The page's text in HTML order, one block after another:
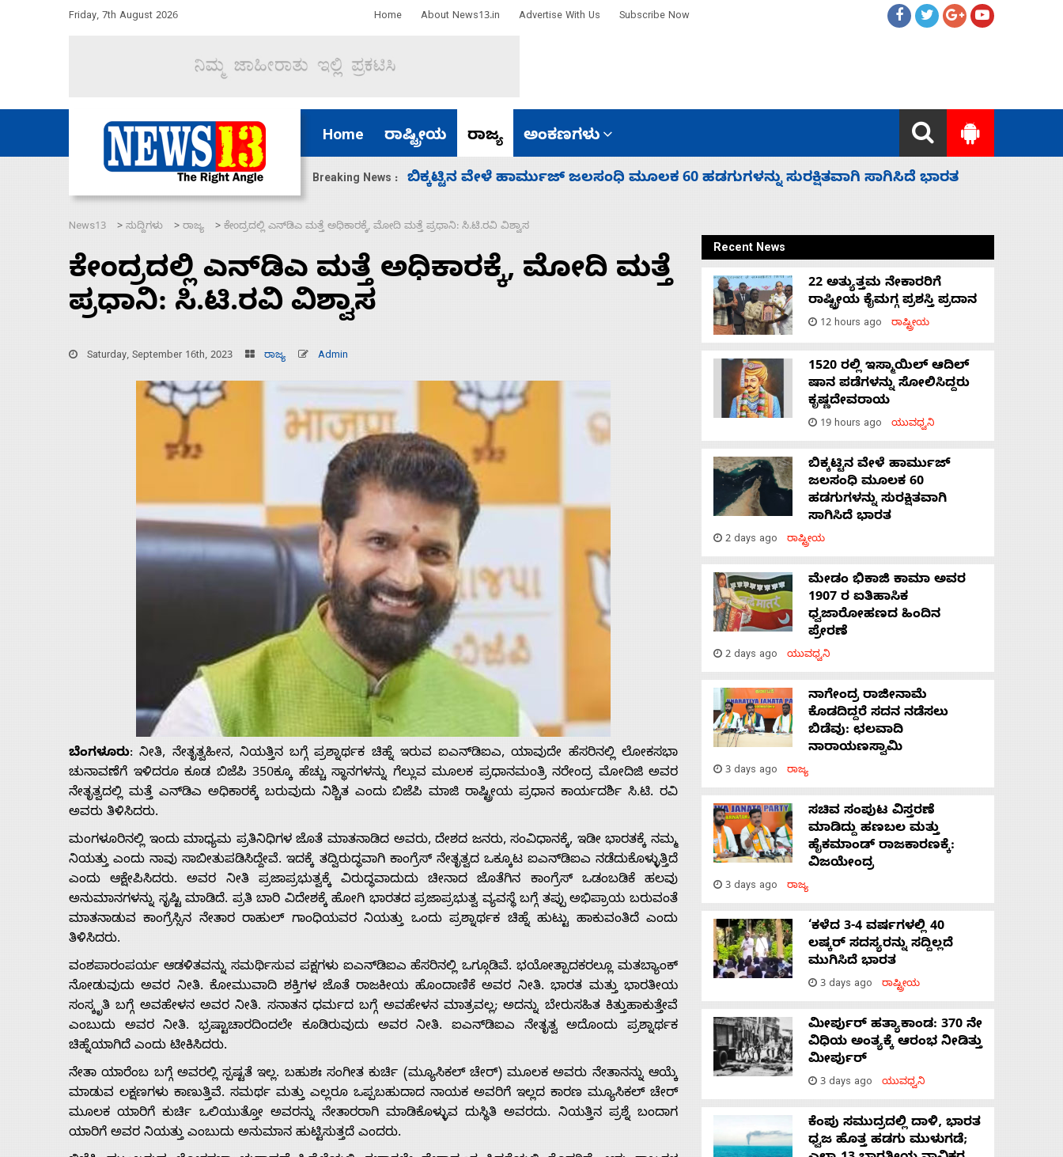
Friday, 7th August 2026 Home About News13.in Advertise With Us Subscribe Now
Home ರಾಷ್ಟ್ರೀಯ ರಾಜ್ಯ ಅಂಕಣಗಳು
Breaking News :
ಮೂಲಕ 60 ಹಡಗುಗಳನ್ನು ಸುರಕ್ಷಿತವಾಗಿ ಸಾಗಿಸಿದೆ ಭಾರತ ನಾಗೇಂದ್ರ ರಾಜೀನಾಮೆ ಕೊಡದಿದ್ದರೆ ಸದನ ನಡೆಸಲು ಬಿಡೆವು: ಛಲವಾದಿ ನಾರಾಯಣಸ್ವಾಮಿ
Advertise
Contact
News13 > ಸುದ್ದಿಗಳು > ರಾಜ್ಯ > ಕೇಂದ್ರದಲ್ಲಿ ಎನ್‍ಡಿಎ ಮತ್ತೆ ಅಧಿಕಾರಕ್ಕೆ, ಮೋದಿ ಮತ್ತೆ ಪ್ರಧಾನಿ: ಸಿ.ಟಿ.ರವಿ ವಿಶ್ವಾಸ
ಕೇಂದ್ರದಲ್ಲಿ ಎನ್‍ಡಿಎ ಮತ್ತೆ ಅಧಿಕಾರಕ್ಕೆ, ಮೋದಿ ಮತ್ತೆ
ಪ್ರಧಾನಿ: ಸಿ.ಟಿ.ರವಿ ವಿಶ್ವಾಸ
Saturday, September 16th, 2023 ರಾಜ್ಯ Admin
ಬೆಂಗಳೂರು: ನೀತಿ, ನೇತೃತ್ವಹೀನ, ನಿಯತ್ತಿನ ಬಗ್ಗೆ ಪ್ರಶ್ನಾರ್ಥಕ ಚಿಹ್ನೆ ಇರುವ ಐಎನ್‍ಡಿಐಎ, ಯಾವುದೇ ಹೆಸರಿನಲ್ಲಿ ಲೋಕಸಭಾ
ಚುನಾವಣೆಗೆ ಇಳಿದರೂ ಕೂಡ ಬಿಜೆಪಿ 350ಕ್ಕೂ ಹೆಚ್ಚು ಸ್ಥಾನಗಳನ್ನು ಗೆಲ್ಲುವ ಮೂಲಕ ಪ್ರಧಾನಮಂತ್ರಿ ನರೇಂದ್ರ ಮೋದಿಜಿ ಅವರ
ನೇತೃತ್ವದಲ್ಲಿ ಮತ್ತೆ ಎನ್‍ಡಿಎ ಅಧಿಕಾರಕ್ಕೆ ಬರುವುದು ನಿಶ್ಚಿತ ಎಂದು ಬಿಜೆಪಿ ಮಾಜಿ ರಾಷ್ಟ್ರೀಯ ಪ್ರಧಾನ ಕಾರ್ಯದರ್ಶಿ ಸಿ.ಟಿ. ರವಿ
ಅವರು ತಿಳಿಸಿದರು.
ಮಂಗಳೂರಿನಲ್ಲಿ ಇಂದು ಮಾಧ್ಯಮ ಪ್ರತಿನಿಧಿಗಳ ಜೊತೆ ಮಾತನಾಡಿದ ಅವರು, ದೇಶದ ಜನರು, ಸಂವಿಧಾನಕ್ಕೆ, ಇಡೀ ಭಾರತಕ್ಕೆ ನಮ್ಮ
ನಿಯತ್ತು ಎಂದು ನಾವು ಸಾಬೀತುಪಡಿಸಿದ್ದೇವೆ. ಇದಕ್ಕೆ ತದ್ವಿರುದ್ಧವಾಗಿ ಕಾಂಗ್ರೆಸ್ ನೇತೃತ್ವದ ಒಕ್ಕೂಟ ಐಎನ್‍ಡಿಐಎ ನಡೆದುಕೊಳ್ಳುತ್ತಿದೆ
ಎಂದು ಆಕ್ಷೇಪಿಸಿದರು. ಅವರ ನೀತಿ ಪ್ರಜಾಪ್ರಭುತ್ವಕ್ಕೆ ವಿರುದ್ಧವಾದುದು ಚೀನಾದ ಜೊತೆಗಿನ ಕಾಂಗ್ರೆಸ್ ಒಡಂಬಡಿಕೆ ಹಲವು
ಅನುಮಾನಗಳನ್ನು ಸೃಷ್ಟಿ ಮಾಡಿದೆ. ಪ್ರತಿ ಬಾರಿ ವಿದೇಶಕ್ಕೆ ಹೋಗಿ ಭಾರತದ ಪ್ರಜಾಪ್ರಭುತ್ವ ವ್ಯವಸ್ಥೆ ಬಗ್ಗೆ ತಪ್ಪು ಅಭಿಪ್ರಾಯ ಬರುವಂತೆ
ಮಾತನಾಡುವ ಕಾಂಗ್ರೆಸ್ಸಿನ ನೇತಾರ ರಾಹುಲ್ ಗಾಂಧಿಯವರ ನಿಯತ್ತು ಒಂದು ಪ್ರಶ್ನಾರ್ಥಕ ಚಿಹ್ನೆ ಹುಟ್ಟು ಹಾಕುವಂತಿದೆ ಎಂದು
ತಿಳಿಸಿದರು.
ವಂಶಪಾರಂಪರ್ಯ ಆಡಳಿತವನ್ನು ಸಮರ್ಥಿಸುವ ಪಕ್ಷಗಳು ಐಎನ್‍ಡಿಐಎ ಹೆಸರಿನಲ್ಲಿ ಒಗ್ಗೂಡಿವೆ. ಭಯೋತ್ಪಾದಕರಲ್ಲೂ ಮತಬ್ಯಾಂಕ್
ನೋಡುವುದು ಅವರ ನೀತಿ. ಕೋಮುವಾದಿ ಶಕ್ತಿಗಳ ಜೊತೆ ರಾಜಕೀಯ ಹೊಂದಾಣಿಕೆ ಅವರ ನೀತಿ. ಭಾರತ ಮತ್ತು ಭಾರತೀಯ
ಸಂಸ್ಕೃತಿ ಬಗ್ಗೆ ಅವಹೇಳನ ಅವರ ನೀತಿ. ಸನಾತನ ಧರ್ಮದ ಬಗ್ಗೆ ಅವಹೇಳನ ಮಾತ್ರವಲ್ಲ; ಅದನ್ನು ಬೇರುಸಹಿತ ಕಿತ್ತುಹಾಕುತ್ತೇವೆ
ಎಂಬುದು ಅವರ ನೀತಿ. ಭ್ರಷ್ಟಾಚಾರದಿಂದಲೇ ಕೂಡಿರುವುದು ಅವರ ನೀತಿ. ಐಎನ್‍ಡಿಐಎ ನೇತೃತ್ವ ಅದೊಂದು ಪ್ರಶ್ನಾರ್ಥಕ
ಚಿಹ್ನೆಯಾಗಿದೆ ಎಂದು ಟೀಕಿಸಿದರು.
ನೇತಾ ಯಾರೆಂಬ ಬಗ್ಗೆ ಅವರಲ್ಲಿ ಸ್ಪಷ್ಟತೆ ಇಲ್ಲ. ಬಹುಶಃ ಸಂಗೀತ ಕುರ್ಚಿ (ಮ್ಯೂಸಿಕಲ್ ಚೇರ್) ಮೂಲಕ ಅವರು ನೇತಾನನ್ನು ಆಯ್ಕೆ
ಮಾಡುವ ಲಕ್ಷಣಗಳು ಕಾಣುತ್ತಿವೆ. ಸಮರ್ಥ ಮತ್ತು ಎಲ್ಲರೂ ಒಪ್ಪಬಹುದಾದ ನಾಯಕ ಅವರಿಗೆ ಇಲ್ಲದ ಕಾರಣ ಮ್ಯೂಸಿಕಲ್ ಚೇರ್
ಮೂಲಕ ಯಾರಿಗೆ ಕುರ್ಚಿ ಒಲಿಯುತ್ತೋ ಅವರನ್ನು ನೇತಾರರಾಗಿ ಮಾಡಿಕೊಳ್ಳುವ ದುಸ್ಥಿತಿ ಅವರದು. ನಿಯತ್ತಿನ ಪ್ರಶ್ನೆ ಬಂದಾಗ
ಯಾರಿಗೆ ಅವರ ನಿಯತ್ತು ಎಂಬುದು ಅನುಮಾನ ಹುಟ್ಟಿಸುತ್ತದೆ ಎಂದರು.
Recent News
22 ಅತ್ಯುತ್ತಮ ನೇಕಾರರಿಗೆ
ರಾಷ್ಟ್ರೀಯ ಕೈಮಗ್ಗ ಪ್ರಶಸ್ತಿ ಪ್ರದಾನ
12 hours ago ರಾಷ್ಟ್ರೀಯ
1520 ರಲ್ಲಿ ಇಸ್ಮಾಯಿಲ್ ಆದಿಲ್
ಷಾನ ಪಡೆಗಳನ್ನು ಸೋಲಿಸಿದ್ದರು
ಕೃಷ್ಣದೇವರಾಯ
19 hours ago ಯುವಧ್ವನಿ
ಬಿಕ್ಕಟ್ಟಿನ ವೇಳೆ ಹಾರ್ಮುಜ್
ಜಲಸಂಧಿ ಮೂಲಕ 60
ಹಡಗುಗಳನ್ನು ಸುರಕ್ಷಿತವಾಗಿ
ಸಾಗಿಸಿದೆ ಭಾರತ
2 days ago ರಾಷ್ಟ್ರೀಯ
ಮೇಡಂ ಭಿಕಾಜಿ ಕಾಮಾ ಅವರ
1907 ರ ಐತಿಹಾಸಿಕ
ಧ್ವಜಾರೋಹಣದ ಹಿಂದಿನ
ಪ್ರೇರಣೆ
2 days ago ಯುವಧ್ವನಿ
ನಾಗೇಂದ್ರ ರಾಜೀನಾಮೆ
ಕೊಡದಿದ್ದರೆ ಸದನ ನಡೆಸಲು
ಬಿಡೆವು: ಛಲವಾದಿ
ನಾರಾಯಣಸ್ವಾಮಿ
3 days ago ರಾಜ್ಯ
ಸಚಿವ ಸಂಪುಟ ವಿಸ್ತರಣೆ
ಮಾಡಿದ್ದು ಹಣಬಲ ಮತ್ತು
ಹೈಕಮಾಂಡ್ ರಾಜಕಾರಣಕ್ಕೆ:
ವಿಜಯೇಂದ್ರ
3 days ago ರಾಜ್ಯ
‘ಕಳೆದ 3-4 ವರ್ಷಗಳಲ್ಲಿ 40
ಲಷ್ಕರ್ ಸದಸ್ಯರನ್ನು ಸದ್ದಿಲ್ಲದೆ
ಮುಗಿಸಿದೆ ಭಾರತ
3 days ago ರಾಷ್ಟ್ರೀಯ
ಮೀರ್ಪುರ್ ಹತ್ಯಾಕಾಂಡ: 370 ನೇ
ವಿಧಿಯ ಅಂತ್ಯಕ್ಕೆ ಆರಂಭ ನೀಡಿತ್ತು
ಮೀರ್ಪುರ್
3 days ago ಯುವಧ್ವನಿ
ಕೆಂಪು ಸಮುದ್ರದಲ್ಲಿ ದಾಳಿ, ಭಾರತ
ಧ್ವಜ ಹೊತ್ತ ಹಡಗು ಮುಳುಗಡೆ;